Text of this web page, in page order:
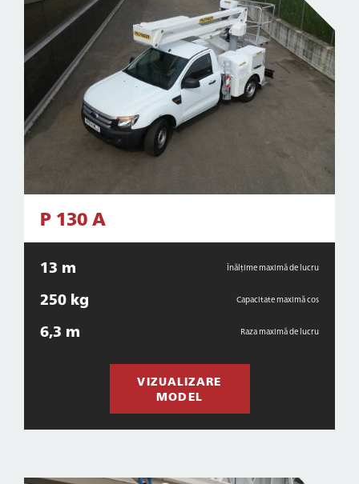
P 130 A
13 m Înălțime maximă de lucru
250 kg Capacitate maximă cos
6,3 m Raza maximă de lucru
VIZUALIZARE
MODEL